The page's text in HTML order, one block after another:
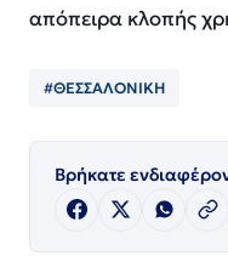
απόπειρα κλοπής
#ΘΕΣΣΑΛΟΝΙΚΗ
Βρήκατε